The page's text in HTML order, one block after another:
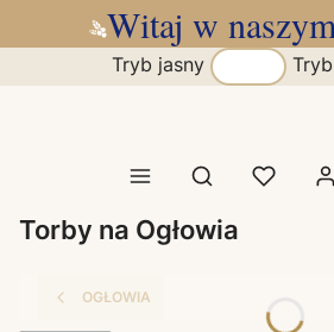
Witaj w
Tryb jasny
Otwórz
Torby na Ogłowia
OGŁOWIA